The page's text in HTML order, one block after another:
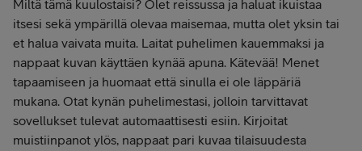
Miltä tämä kuulostaisi? Olet reissussa ja haluat ikuistaa
itsesi sekä ympärillä olevaa maisemaa, mutta olet yksin tai
et halua vaivata muita. Laitat puhelimen kauemmaksi ja
nappaat kuvan käyttäen kynää apuna. Kätevää! Menet
tapaamiseen ja huomaat että sinulla ei ole läppäriä
mukana. Otat kynän puhelimestasi, jolloin tarvittavat
sovellukset tulevat automaattisesti esiin. Kirjoitat
muistiinpanot ylös, nappaat pari kuvaa tilaisuudesta